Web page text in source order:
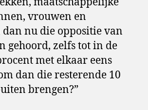
vrouwen en
nu die oppositie van
gehoord, zelfs tot in de
met elkaar eens
dan die resterende 10
brengen?”